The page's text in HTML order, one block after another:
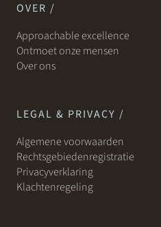
OVER /
Approachable excellence
Ontmoet onze mensen
Over ons
LEGAL & PRIVACY /
Algemene voorwaarden
Rechtsgebiedenregistratie
Privacyverklaring
Klachtenregeling